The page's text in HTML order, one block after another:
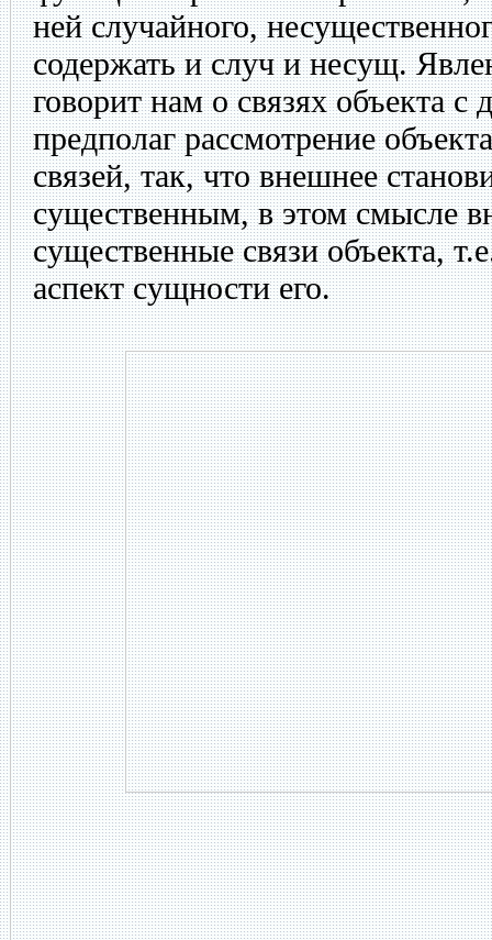
ней случайного,
содержать и случ и несущ.
говорит нам о связях объекта
предполаг рассмотрение
связей, так, что внешнее
существенным, в этом смысле
существенные связи объекта,
аспект сущности его.